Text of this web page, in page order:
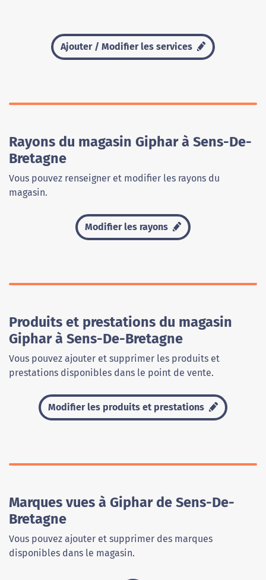
Ajouter / Modifier les services
Rayons du magasin Giphar à Sens-De-
Bretagne
Vous pouvez renseigner et modifier les rayons du
magasin.
Modifier les rayons
Produits et prestations du magasin
Giphar à Sens-De-Bretagne
Vous pouvez ajouter et supprimer les produits et
prestations disponibles dans le point de vente.
Modifier les produits et prestations
Marques vues à Giphar de Sens-De-
Bretagne
Vous pouvez ajouter et supprimer des marques
disponibles dans le magasin.